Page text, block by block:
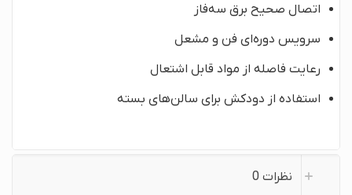
اتصال صحیح برق سه‌فاز
سرویس دوره‌ای فن و مشعل
رعایت فاصله از مواد قابل اشتعال
استفاده از دودکش برای سالن‌های بسته
نظرات 0